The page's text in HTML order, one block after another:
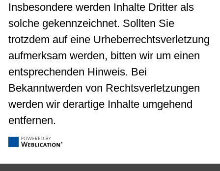
Insbesondere werden Inhalte Dritter als
solche gekennzeichnet. Sollten Sie
trotzdem auf eine Urheberrechtsverletzung
aufmerksam werden, bitten wir um einen
entsprechenden Hinweis. Bei
Bekanntwerden von Rechtsverletzungen
werden wir derartige Inhalte umgehend
entfernen.